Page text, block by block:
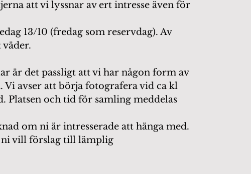
att vi lyssnar av ert intresse även för
13/10 (fredag som reservdag). Av
är det passligt att vi har någon form av
avser att börja fotografera vid ca kl
Platsen och tid för samling meddelas
om ni är intresserade att hänga med.
ni vill förslag till lämplig